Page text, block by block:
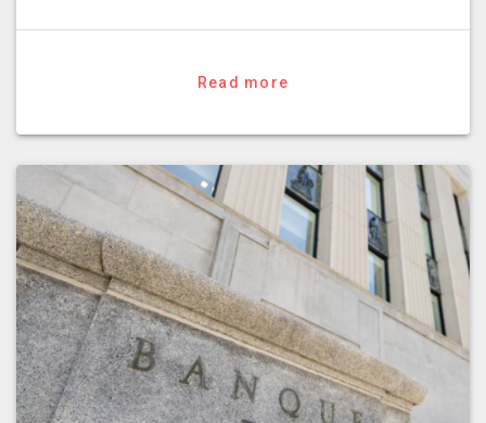
Read more